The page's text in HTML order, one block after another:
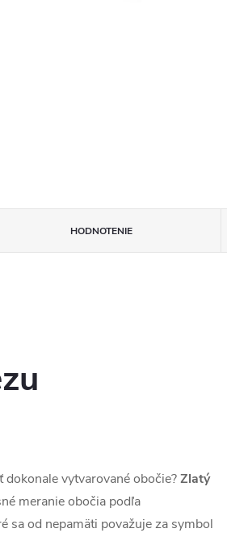
HODNOTENIE
vytvarované obočie?Zlatý
meranie obočia podľa
sa od nepamäti považuje za symbol